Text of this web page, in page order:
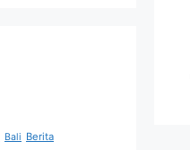
Bali Berita